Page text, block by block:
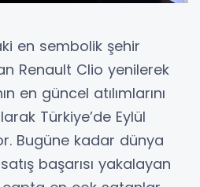
en sembolik şehir
Renault Clio yenilerek
en güncel atılımlarını
Türkiye’de Eylül
Bugüne kadar dünya
başarısı yakalayan